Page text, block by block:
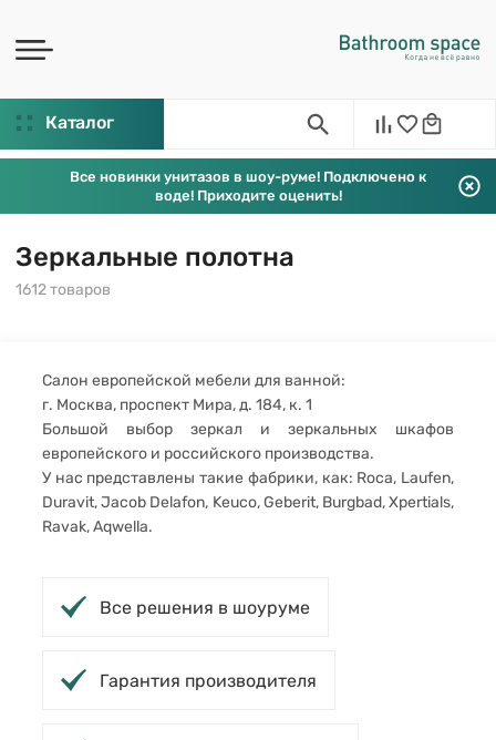
Каталог
Все новинки унитазов в шоу-руме! Подключено к
воде! Приходите оценить!
Зеркальные полотна
1612 товаров
Салон европейской мебели для ванной:
г. Москва, проспект Мира, д. 184, к. 1
Большой выбор зеркал и зеркальных шкафов
европейского и российского производства.
У нас представлены такие фабрики, как: Roca, Laufen,
Duravit, Jacob Delafon, Keuco, Geberit, Burgbad, Xpertials,
Ravak, Aqwella.
Все решения в шоуруме
Гарантия производителя